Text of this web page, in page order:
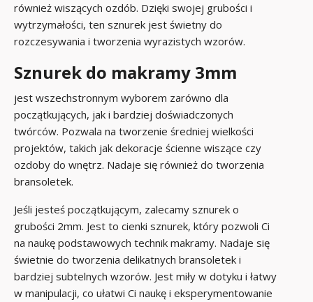
również wiszących ozdób. Dzięki swojej grubości i
wytrzymałości, ten sznurek jest świetny do
rozczesywania i tworzenia wyrazistych wzorów.
Sznurek do makramy 3mm
jest wszechstronnym wyborem zarówno dla
początkujących, jak i bardziej doświadczonych
twórców. Pozwala na tworzenie średniej wielkości
projektów, takich jak dekoracje ścienne wiszące czy
ozdoby do wnętrz. Nadaje się również do tworzenia
bransoletek.
Jeśli jesteś początkującym, zalecamy sznurek o
grubości 2mm. Jest to cienki sznurek, który pozwoli Ci
na naukę podstawowych technik makramy. Nadaje się
świetnie do tworzenia delikatnych bransoletek i
bardziej subtelnych wzorów. Jest miły w dotyku i łatwy
w manipulacji, co ułatwi Ci naukę i eksperymentowanie